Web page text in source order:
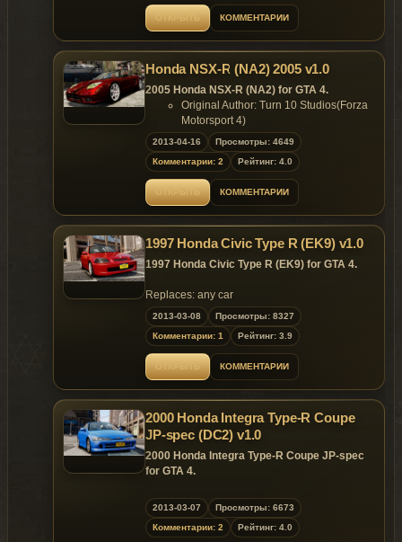
HQ Exterior and HQ Interior;
Support paintjob;
Template include;
color1: body;
color2: rims;
wft: 3.441mb;
wtd: 1.256mb
Replaces: any car
ОТКРЫТЬ КОММЕНТАРИИ
Honda NSX-R (NA2) 2005 v1.0
2005 Honda NSX-R (NA2) for GTA 4.
Original Author: Turn 10 Studios(Forza
Motorsport 4)
Converted to GTA4 by: y97y
Data Setting by: y97y
Features:
new reflection;
HQ Exterior and MQ Interior;
Support Paintjob;
template include.
Replaces: any car
2013-04-16
Просмотры: 4649
Комментарии: 2
Рейтинг: 4.0
ОТКРЫТЬ КОММЕНТАРИИ
1997 Honda Civic Type R (EK9) v1.0
1997 Honda Civic Type R (EK9) for GTA 4.
Replaces: any car
2013-03-08
Просмотры: 8327
Комментарии: 1
Рейтинг: 3.9
ОТКРЫТЬ КОММЕНТАРИИ
2000 Honda Integra Type-R Coupe
JP-spec (DC2) v1.0
2000 Honda Integra Type-R Coupe JP-spec
for GTA 4.
Replaces: any car
2013-03-07
Просмотры: 6673
Комментарии: 2
Рейтинг: 4.0